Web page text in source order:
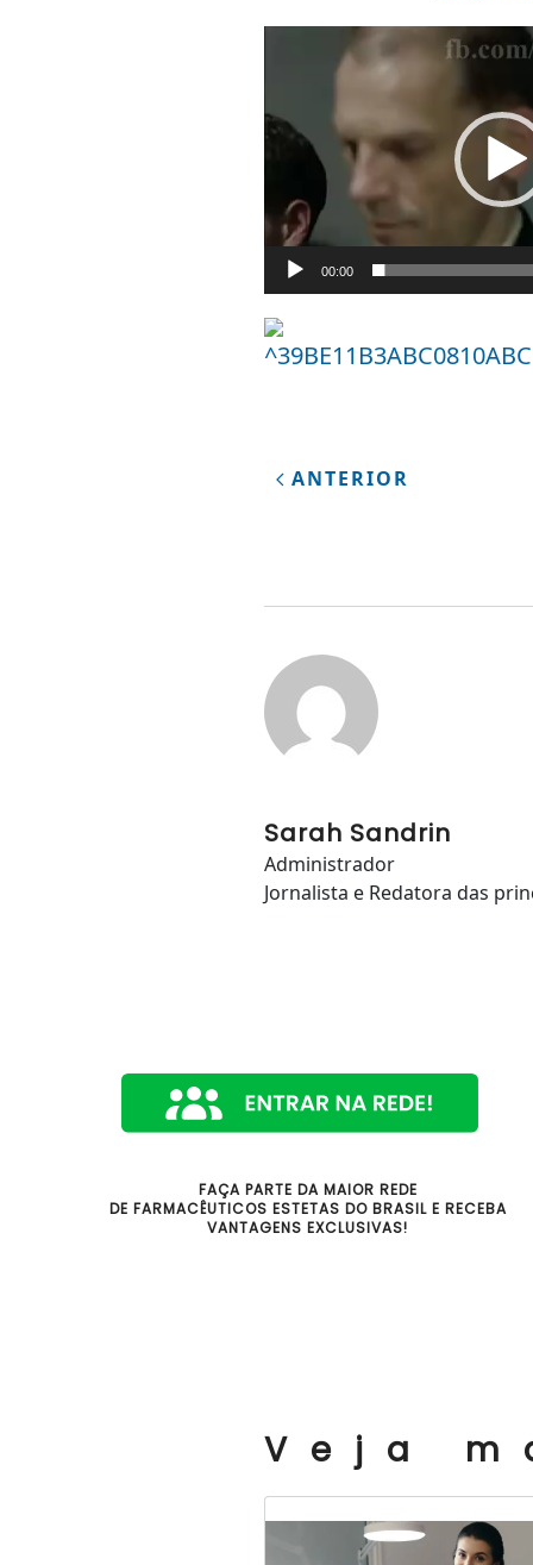
Tocador
vídeo
00:00
ANTERIOR
Sarah Sandrin
Administrador
Jornalista e Redatora das
FAÇA PARTE DA MAIOR REDE
DE FARMACÊUTICOS ESTETAS DO BRASIL E RECEBA
VANTAGENS EXCLUSIVAS!
Veja